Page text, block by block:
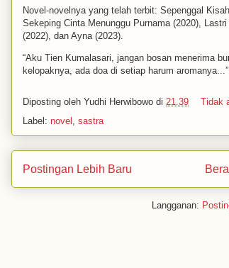
Novel-novelnya yang telah terbit: Sepenggal
Sekeping Cinta Menunggu Purnama (2020),
(2022), dan Ayna (2023).
“Aku Tien Kumalasari, jangan bosan menerima
kelopaknya, ada doa di setiap harum aromanya...”
Diposting oleh Yudhi Herwibowo di 21.39
Tidak
Label: novel , sastra
Postingan Lebih Baru
Langganan: